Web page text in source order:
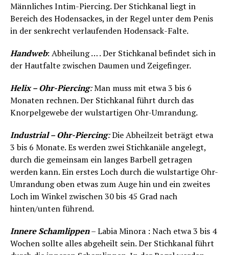
Männliches Intim-Piercing. Der Stichkanal liegt in
Bereich des Hodensackes, in der Regel unter dem Penis
in der senkrecht verlaufenden Hodensack-Falte.
Handweb: Abheilung … . Der Stichkanal befindet sich in
der Hautfalte zwischen Daumen und Zeigefinger.
Helix – Ohr-Piercing:Man muss mit etwa 3 bis 6
Monaten rechnen. Der Stichkanal führt durch das
Knorpelgewebe der wulstartigen Ohr-Umrandung.
Industrial – Ohr-Piercing:Die Abheilzeit beträgt etwa
3 bis 6 Monate. Es werden zwei Stichkanäle angelegt,
durch die gemeinsam ein langes Barbell getragen
werden kann. Ein erstes Loch durch die wulstartige Ohr-
Umrandung oben etwas zum Auge hin und ein zweites
Loch im Winkel zwischen 30 bis 45 Grad nach
hinten/unten führend.
Innere Schamlippen– Labia Minora : Nach etwa 3 bis 4
Wochen sollte alles abgeheilt sein. Der Stichkanal führt